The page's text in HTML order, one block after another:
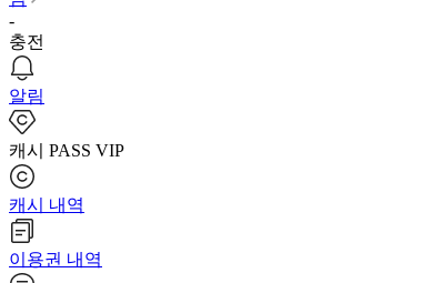
-
충전
알림
캐시 PASS VIP
캐시 내역
이용권 내역